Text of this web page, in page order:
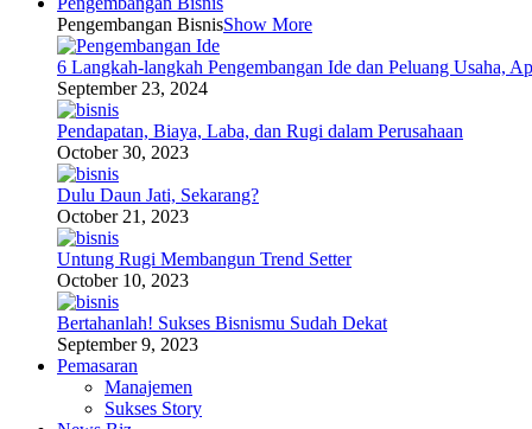
Pengembangan BisnisShow More
6 Langkah-langkah Pengembangan Ide dan Peluang Usaha,
September 23, 2024
Pendapatan, Biaya, Laba, dan Rugi dalam Perusahaan
October 30, 2023
Dulu Daun Jati, Sekarang?
October 21, 2023
Untung Rugi Membangun Trend Setter
October 10, 2023
Bertahanlah! Sukses Bisnismu Sudah Dekat
September 9, 2023
Pemasaran
Manajemen
Sukses Story